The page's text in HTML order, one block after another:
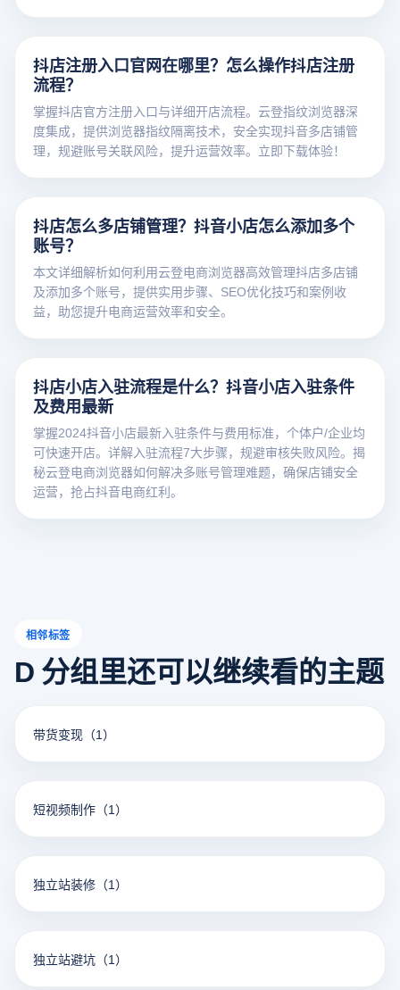
抖店注册入口官网在哪里？怎么操作抖店注册
流程？
掌握抖店官方注册入口与详细开店流程。云登指纹浏览器深
度集成，提供浏览器指纹隔离技术，安全实现抖音多店铺管
理，规避账号关联风险，提升运营效率。立即下载体验！
抖店怎么多店铺管理？抖音小店怎么添加多个
账号？
本文详细解析如何利用云登电商浏览器高效管理抖店多店铺
及添加多个账号，提供实用步骤、SEO优化技巧和案例收
益，助您提升电商运营效率和安全。
抖店小店入驻流程是什么？抖音小店入驻条件
及费用最新
掌握2024抖音小店最新入驻条件与费用标准，个体户/企业均
可快速开店。详解入驻流程7大步骤，规避审核失败风险。揭
秘云登电商浏览器如何解决多账号管理难题，确保店铺安全
运营，抢占抖音电商红利。
相邻标签
D 分组里还可以继续看的主题
带货变现 （1）
短视频制作 （1）
独立站装修 （1）
独立站避坑 （1）